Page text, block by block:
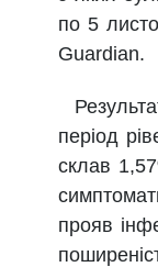
по 5
Guardian.
період
склав
прояв